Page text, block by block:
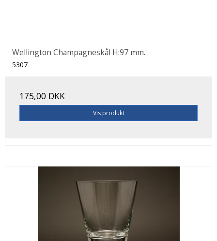
Wellington Champagneskål H:97 mm.
5307
175,00 DKK
Vis produkt